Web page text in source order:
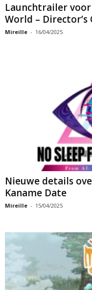
Launchtrailer
World – Director’s
Mireille - 16/04/2025
Nieuwe details
Kaname Date
Mireille - 15/04/2025